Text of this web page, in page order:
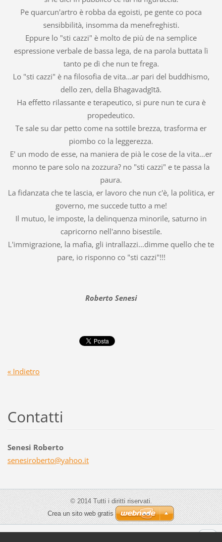
Pe quarcun'artro è robba da egoisti, pe gente co poca
sensibbilità, insomma da menefreghisti.
Eppure lo "sti cazzi" è molto de più de na semplice
espressione verbale de bassa lega, de na parola buttata lì
tanto pe dì che nun te frega.
Lo "sti cazzi" è na filosofia de vita...ar pari del buddhismo,
dello zen, della Bhagavadgītā.
Ha effetto rilassante e terapeutico, si pure nun te cura è
propedeutico.
Te sale su dar petto come na sottile brezza, trasforma er
piombo co la leggerezza.
E' un modo de esse, na maniera de pià le cose de la vita...er
monno te pare solo na zozzura? no "sti cazzi" e te passa la
paura.
La fidanzata che te lascia, er lavoro che nun c'è, la politica, er
governo, me succede tutto a me!
Il mutuo, le imposte, la delinquenza minorile, saturno in
capricorno nell'anno bisestile.
L'immigrazione, la mafia, gli intrallazzi...dimme quello che te
pare, io risponno co "sti cazzi"!!!
Roberto Senesi
« Indietro
Contatti
Senesi Roberto
senesiroberto@yahoo.it
© 2014 Tutti i diritti riservati.
Crea un sito web gratis